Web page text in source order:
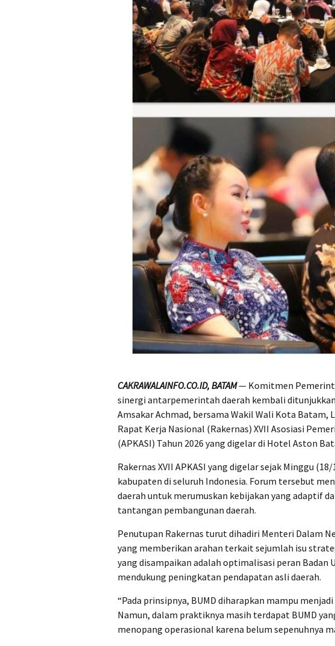
CAKRAWALAINFO.CO.ID, BATAM— Komitmen
sinergi antarpemerintah daerah kembali
Amsakar Achmad, bersama Wakil Wali Kota Batam,
Rapat Kerja Nasional (Rakernas) XVII Asosiasi
(APKASI) Tahun 2026 yang digelar di Hotel Aston
Rakernas XVII APKASI yang digelar sejak Minggu
kabupaten di seluruh Indonesia. Forum tersebut
daerah untuk merumuskan kebijakan yang adaptif
tantangan pembangunan daerah.
Penutupan Rakernas turut dihadiri Menteri Dalam
yang memberikan arahan terkait sejumlah isu
yang disampaikan adalah optimalisasi peran Badan
mendukung peningkatan pendapatan asli daerah.
“Pada prinsipnya, BUMD diharapkan mampu
Namun, dalam praktiknya masih terdapat BUMD
menopang operasional karena belum sepenuhnya